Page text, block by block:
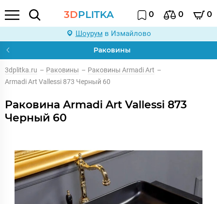
3DPLITKA 0 0 0
Шоурум в Измайлово
Раковины
3dplitka.ru – Раковины – Раковины Armadi Art –
Armadi Art Vallessi 873 Черный 60
Раковина Armadi Art Vallessi 873
Черный 60